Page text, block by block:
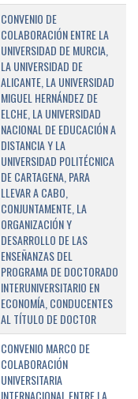
CONVENIO DE
COLABORACIÓN ENTRE LA
UNIVERSIDAD DE MURCIA,
LA UNIVERSIDAD DE
ALICANTE, LA UNIVERSIDAD
MIGUEL HERNÁNDEZ DE
ELCHE, LA UNIVERSIDAD
NACIONAL DE EDUCACIÓN A
DISTANCIA Y LA
UNIVERSIDAD POLITÉCNICA
DE CARTAGENA, PARA
LLEVAR A CABO,
CONJUNTAMENTE, LA
ORGANIZACIÓN Y
DESARROLLO DE LAS
ENSEÑANZAS DEL
PROGRAMA DE DOCTORADO
INTERUNIVERSITARIO EN
ECONOMÍA, CONDUCENTES
AL TÍTULO DE DOCTOR
CONVENIO MARCO DE
COLABORACIÓN
UNIVERSITARIA
INTERNACIONAL ENTRE LA